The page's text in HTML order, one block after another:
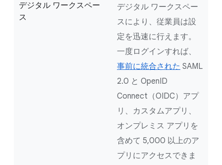
デジタル ワークスペー
ス
デジタル ワークスペー
スにより、従業員は設
定を迅速に行えます。
一度ログインすれば、
事前に統合された SAML
2.0 と OpenID
Connect（OIDC）アプ
リ、カスタムアプリ、
オンプレミス アプリを
含めて 5,000 以上のア
プリにアクセスできま